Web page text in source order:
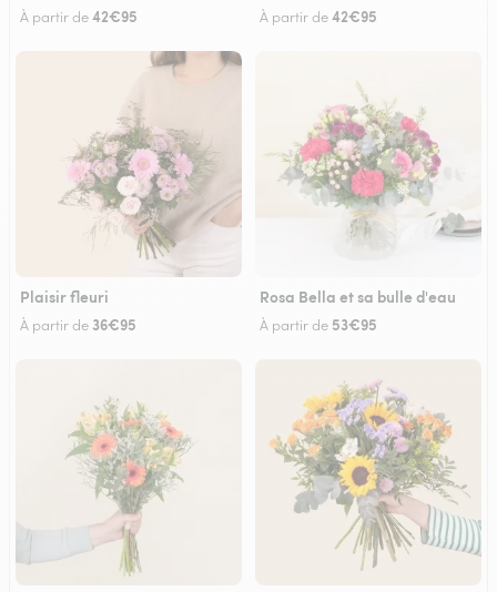
À partir de42€95 À partir de42€95
Plaisir fleuri
À partir de 36€95
Rosa Bella et sa bulle d'eau
À partir de 53€95